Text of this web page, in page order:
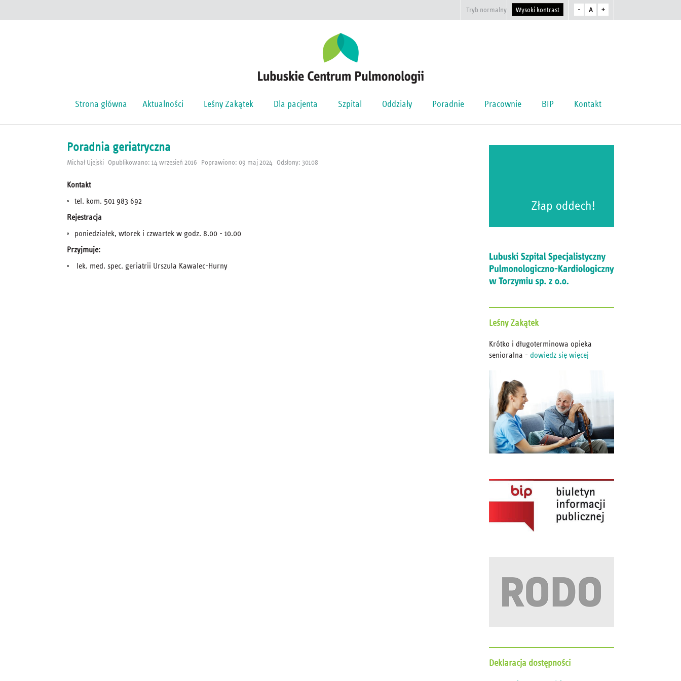
Tryb normalny Wysoki kontrast - A +
Strona główna Aktualności Leśny Zakątek Dla pacjenta Szpital Oddziały Poradnie Pracownie BIP Kontakt
Poradnia geriatryczna
Michał Ujejski Opublikowano: 14 wrzesień 2016 Poprawiono: 09 maj 2024 Odsłony: 30108
Kontakt
tel. kom. 501 983 692
Rejestracja
poniedziałek, wtorek i czwartek w godz. 8.00 - 10.00
Przyjmuje:
lek. med. spec. geriatrii Urszula Kawalec-Hurny
LeśnyZakątek
Krótko i długoterminowa opieka
senioralna - dowiedz się więcej
Deklaracja dostępności